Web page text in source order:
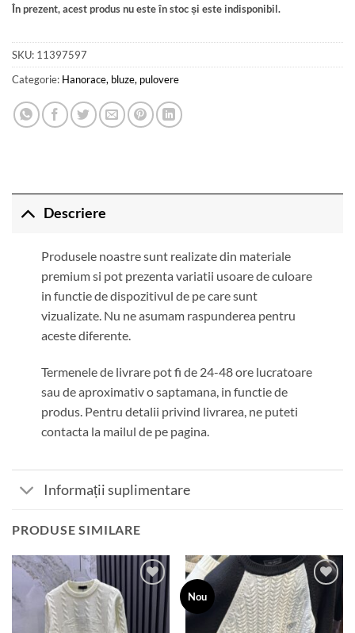
În prezent, acest produs nu este în stoc și este indisponibil.
SKU: 11397597
Categorie: Hanorace, bluze, pulovere
Descriere
Produsele noastre sunt realizate din materiale
premium si pot prezenta variatii usoare de culoare
in functie de dispozitivul de pe care sunt
vizualizate. Nu ne asumam raspunderea pentru
aceste diferente.
Termenele de livrare pot fi de 24-48 ore lucratoare
sau de aproximativ o saptamana, in functie de
produs. Pentru detalii privind livrarea, ne puteti
contacta la mailul de pe pagina.
Informații suplimentare
PRODUSE SIMILARE
Add to
wishlist
Nou
Add to
wishlist